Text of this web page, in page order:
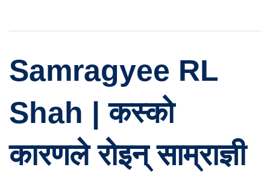
Samragyee RL
Shah | कस्को
कारणले रोइन् साम्राज्ञी